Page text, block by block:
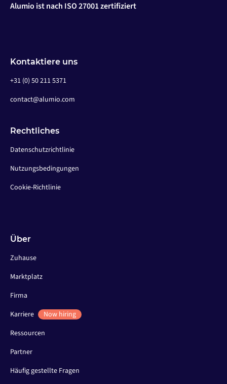
Alumio ist nach ISO 27001 zertifiziert
Kontaktiere uns
+31 (0) 50 211 5371
contact@alumio.com
Rechtliches
Datenschutzrichtlinie
Nutzungsbedingungen
Cookie-Richtlinie
Über
Zuhause
Marktplatz
Firma
Karriere
Now hiring
Ressourcen
Partner
Häufig gestellte Fragen